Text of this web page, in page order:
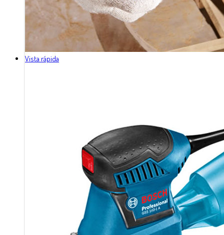
Vista rápida